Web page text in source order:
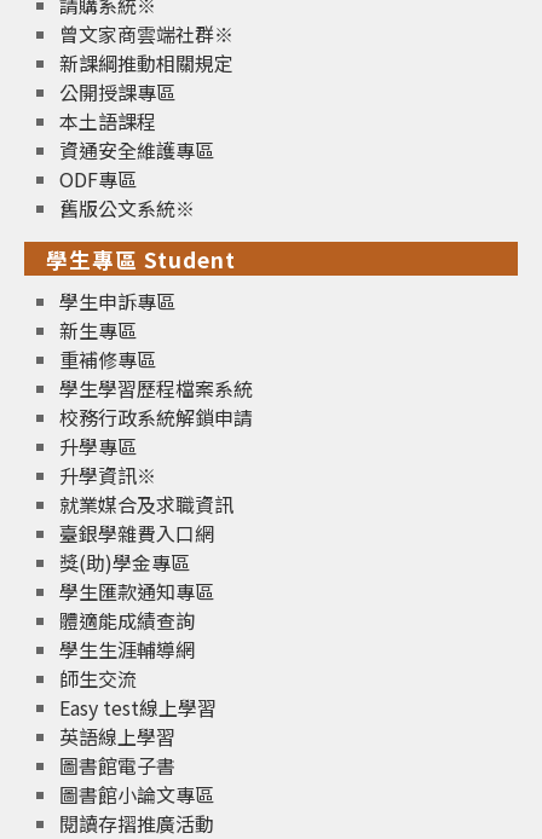
曾文家商雲端社群※
新課綱推動相關規定
公開授課專區
本土語課程
資通安全維護專區
ODF專區
舊版公文系統※
學生專區 Student
學生申訴專區
新生專區
重補修專區
學生學習歷程檔案系統
校務行政系統解鎖申請
升學專區
升學資訊※
就業媒合及求職資訊
臺銀學雜費入口網
獎(助)學金專區
學生匯款通知專區
體適能成績查詢
學生生涯輔導網
師生交流
Easy test線上學習
英語線上學習
圖書館電子書
圖書館小論文專區
閱讀存摺推廣活動